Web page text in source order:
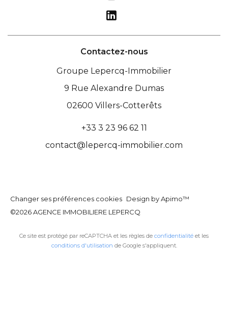
Contactez-nous
Groupe Lepercq-Immobilier
9 Rue Alexandre Dumas
02600 Villers-Cotterêts
+33 3 23 96 62 11
contact@lepercq-immobilier.com
Changer ses préférences cookies Design byApimo™
©2026 AGENCE IMMOBILIERE LEPERCQ
Ce site est protégé par reCAPTCHA et les règles de confidentialité et les
conditions d'utilisation de Google s'appliquent.